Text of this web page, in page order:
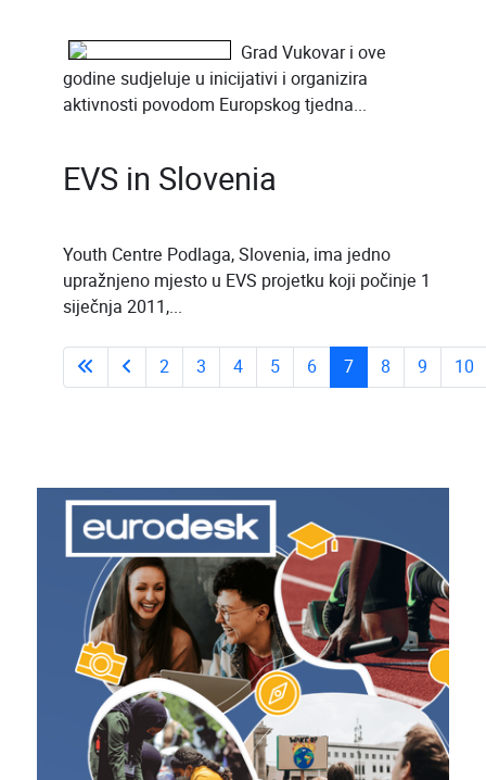
Grad Vukovar i ove
godine sudjeluje u inicijativi i organizira
aktivnosti povodom Europskog tjedna...
EVS in Slovenia
Youth Centre Podlaga, Slovenia, ima jedno
upražnjeno mjesto u EVS projetku koji počinje 1
siječnja 2011,...
Page 7 of 43
2 3 4 5 6 7 8 9 10